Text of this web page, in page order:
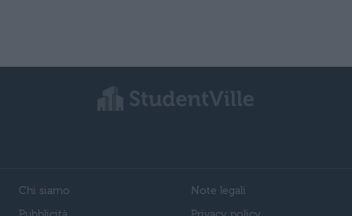
Chi siamo
Pubblicità
Note legali
Privacy policy